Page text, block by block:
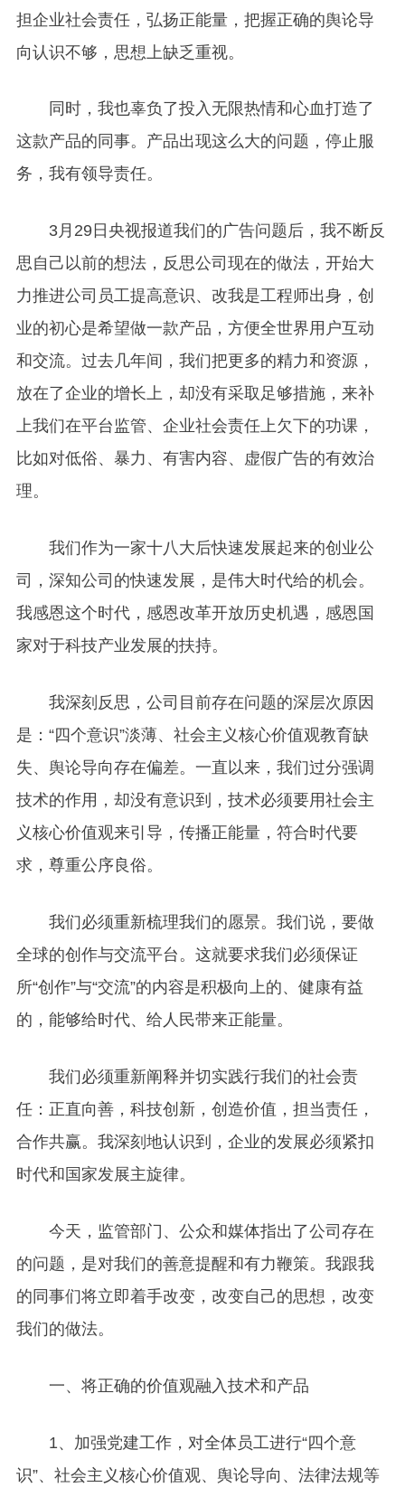
担企业社会责任，弘扬正能量，把握正确的舆论导
向认识不够，思想上缺乏重视。
同时，我也辜负了投入无限热情和心血打造了
这款产品的同事。产品出现这么大的问题，停止服
务，我有领导责任。
3月29日央视报道我们的广告问题后，我不断反
思自己以前的想法，反思公司现在的做法，开始大
力推进公司员工提高意识、改我是工程师出身，创
业的初心是希望做一款产品，方便全世界用户互动
和交流。过去几年间，我们把更多的精力和资源，
放在了企业的增长上，却没有采取足够措施，来补
上我们在平台监管、企业社会责任上欠下的功课，
比如对低俗、暴力、有害内容、虚假广告的有效治
理。
我们作为一家十八大后快速发展起来的创业公
司，深知公司的快速发展，是伟大时代给的机会。
我感恩这个时代，感恩改革开放历史机遇，感恩国
家对于科技产业发展的扶持。
我深刻反思，公司目前存在问题的深层次原因
是：“四个意识”淡薄、社会主义核心价值观教育缺
失、舆论导向存在偏差。一直以来，我们过分强调
技术的作用，却没有意识到，技术必须要用社会主
义核心价值观来引导，传播正能量，符合时代要
求，尊重公序良俗。
我们必须重新梳理我们的愿景。我们说，要做
全球的创作与交流平台。这就要求我们必须保证
所“创作”与“交流”的内容是积极向上的、健康有益
的，能够给时代、给人民带来正能量。
我们必须重新阐释并切实践行我们的社会责
任：正直向善，科技创新，创造价值，担当责任，
合作共赢。我深刻地认识到，企业的发展必须紧扣
时代和国家发展主旋律。
今天，监管部门、公众和媒体指出了公司存在
的问题，是对我们的善意提醒和有力鞭策。我跟我
的同事们将立即着手改变，改变自己的思想，改变
我们的做法。
一、将正确的价值观融入技术和产品
1、加强党建工作，对全体员工进行“四个意
识”、社会主义核心价值观、舆论导向、法律法规等